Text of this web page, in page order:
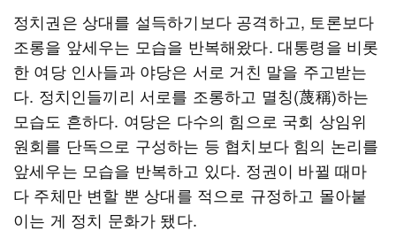
정치권은 상대를 설득하기보다 공격하고, 토론보다
조롱을 앞세우는 모습을 반복해왔다. 대통령을 비롯
한 여당 인사들과 야당은 서로 거친 말을 주고받는
다. 정치인들끼리 서로를 조롱하고 멸칭(蔑稱)하는
모습도 흔하다. 여당은 다수의 힘으로 국회 상임위
원회를 단독으로 구성하는 등 협치보다 힘의 논리를
앞세우는 모습을 반복하고 있다. 정권이 바뀔 때마
다 주체만 변할 뿐 상대를 적으로 규정하고 몰아붙
이는 게 정치 문화가 됐다.